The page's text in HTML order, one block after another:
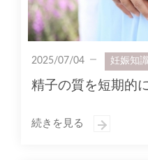
2025/07/04 妊娠知識
精子の質を短期的
続きを見る